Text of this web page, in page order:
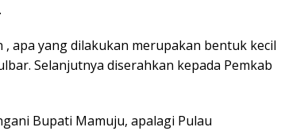
apa yang dilakukan merupakan bentuk kecil
Selanjutnya diserahkan kepada Pemkab
Bupati Mamuju, apalagi Pulau